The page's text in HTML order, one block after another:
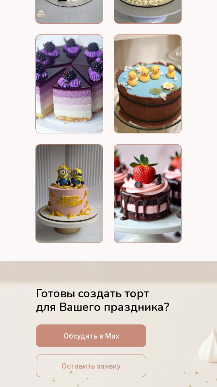
Оставить заявку
Обсудить в Max
Готовы создать торт
для Вашего праздника?